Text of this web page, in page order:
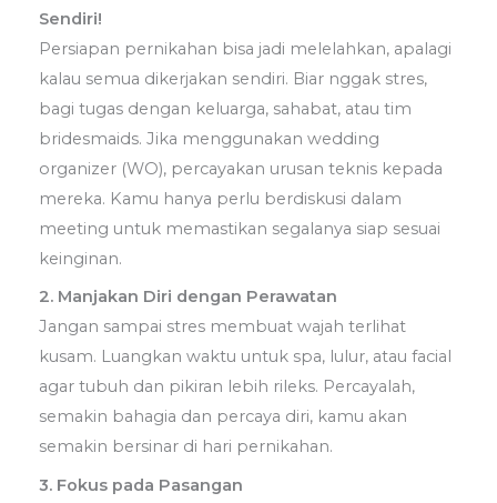
Sendiri!
Persiapan pernikahan bisa jadi melelahkan, apalagi
kalau semua dikerjakan sendiri. Biar nggak stres,
bagi tugas dengan keluarga, sahabat, atau tim
bridesmaids. Jika menggunakan wedding
organizer (WO), percayakan urusan teknis kepada
mereka. Kamu hanya perlu berdiskusi dalam
meeting untuk memastikan segalanya siap sesuai
keinginan.
2. Manjakan Diri dengan Perawatan
Jangan sampai stres membuat wajah terlihat
kusam. Luangkan waktu untuk spa, lulur, atau facial
agar tubuh dan pikiran lebih rileks. Percayalah,
semakin bahagia dan percaya diri, kamu akan
semakin bersinar di hari pernikahan.
3. Fokus pada Pasangan